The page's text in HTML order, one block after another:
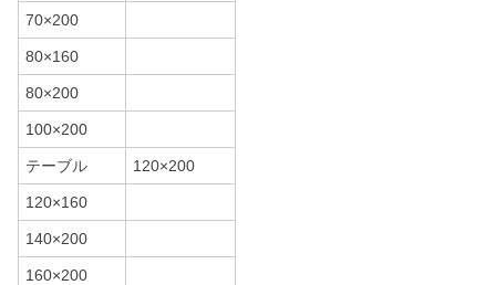
70×200
80×160
80×200
100×200
テーブル 120×200
120×160
140×200
160×200